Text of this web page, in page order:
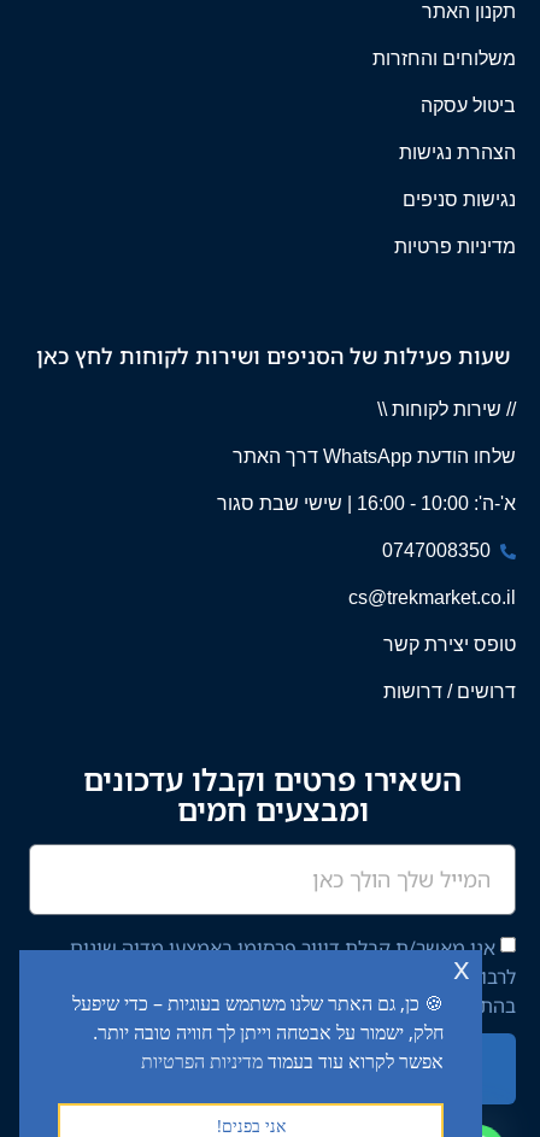
🍪 כן, גם האתר שלנו משתמש בעוגיות – כדי שיפעל
חלק, ישמור על אבטחה וייתן לך חוויה טובה יותר.
אפשר לקרוא עוד בעמודמדיניות הפרטיות
אני בפנים!
x
תקנון האתר
משלוחים והחזרות
ביטול עסקה
הצהרת נגישות
נגישות סניפים
מדיניות פרטיות
שעות פעילות של הסניפים ושירות לקוחות לחץ כאן
// שירות לקוחות \\
שלחו הודעת WhatsApp דרך האתר
א'-ה': 10:00 - 16:00 | שישי שבת סגור
0747008350
cs@trekmarket.co.il
טופס יצירת קשר
דרושים / דרושות
השאירו פרטים וקבלו עדכונים
ומבצעים חמים
אני מאשר/ת קבלת דיוור פרסומי באמצעי מדיה שונים
לרבות מסרון ודוא"ל מחברת יציב איתן השקעות בע"מ,
בהתאם ל־מדיניות הפרטיותבאתר.
שליחה